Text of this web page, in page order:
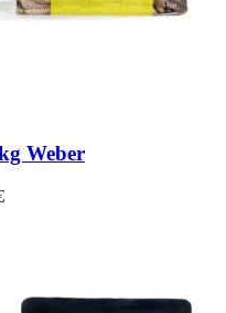
Weber